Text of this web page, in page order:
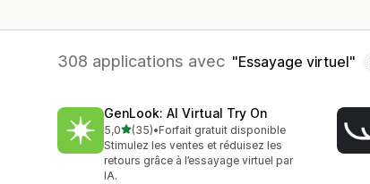
308 applications avec Essayage virtuel
GenLook: AI Virtual Try On
5,0étoile(s) sur 5
(35)
35 avis au total
•Forfait gratuit disponible
Stimulez les ventes et réduisez les
retours grâce à l’essayage virtuel par
IA.